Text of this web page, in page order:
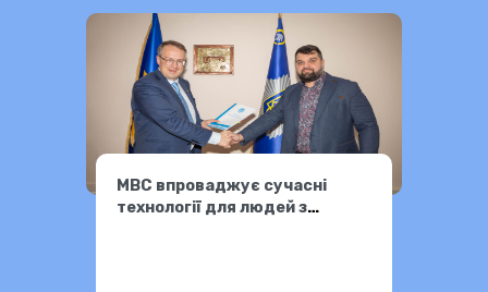
МВС впроваджує сучасні
технології для людей з